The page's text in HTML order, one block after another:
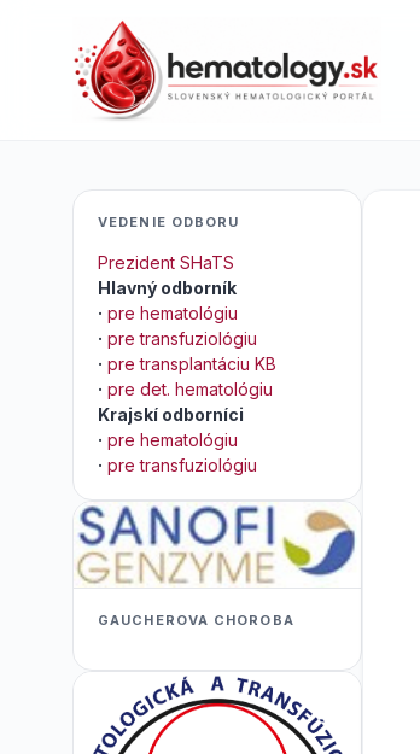
VEDENIE ODBORU
Prezident SHaTS
Hlavný odborník
· pre hematológiu
· pre transfuziológiu
· pre transplantáciu KB
· pre det. hematológiu
Krajskí odborníci
· pre hematológiu
· pre transfuziológiu
GAUCHEROVA CHOROBA